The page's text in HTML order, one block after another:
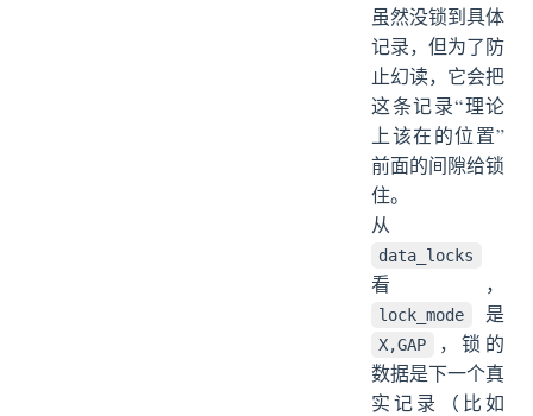
虽然没锁到具体
记录，但为了防
止幻读，它会把
这条记录“理论
上该在的位置”
前面的间隙给锁
住。
从
data_locks
看，
lock_mode 是
X,GAP
，锁的
数据是下一个真
实记录（比如